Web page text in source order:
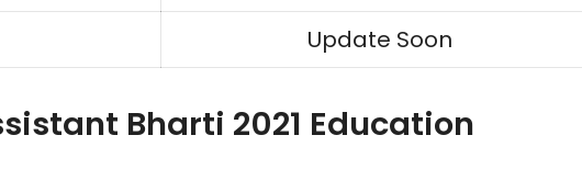
Update Soon
Bharti 2021 Education